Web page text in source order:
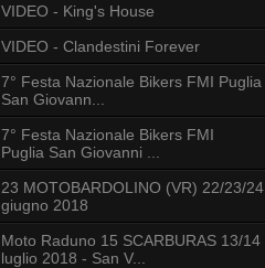
VIDEO - King's House
VIDEO - Clandestini Forever
7° Festa Nazionale Bikers FMI Puglia
San Giovann...
7° Festa Nazionale Bikers FMI
Puglia San Giovanni ...
23 MOTOBARDOLINO (VR) 22/23/24
giugno 2018
Moto Raduno 15 SCARBURAS 13/14
luglio 2018 - San V...